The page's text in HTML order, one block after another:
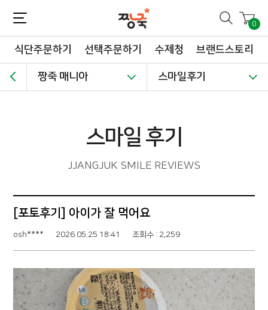
0
식단주문하기 선택주문하기 수제청 브랜드스토리
짱죽 매니아 스마일후기
스마일 후기
JJANGJUK SMILE REVIEWS
[포토후기] 아이가 잘 먹어요
osh**** 2026.05.25 18:41 조회수 : 2,259